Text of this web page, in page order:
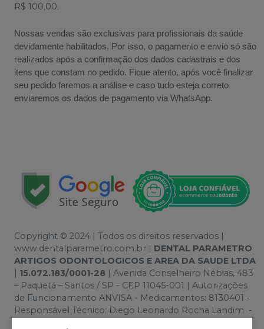
R$ 100,00.
Nossas vendas são exclusivas para profissionais da saúde
devidamente habilitados. Por isso, o pagamento e envio só são
realizados após a confirmação dos dados cadastrais e dos
itens que constam no pedido. Fique atento, após você finalizar
seu pedido faremos a análise e caso tudo esteja correto
enviaremos os dados de pagamento via WhatsApp.
Copyright © 2024 | Todos os direitos reservados |
www.dentalparametro.com.br | DENTAL PARAMETRO
ARTIGOS ODONTOLOGICOS E AREA DA SAUDE LTDA
| 15.072.183/0001-28 | Avenida Conselheiro Nébias, 483
– Paquetá – Santos / SP - CEP 11045-001 | Autorizações
de Funcionamento ANVISA - Medicamentos: 8130401 -
Responsável Técnico: Diego Leonardo Rocha Landim -